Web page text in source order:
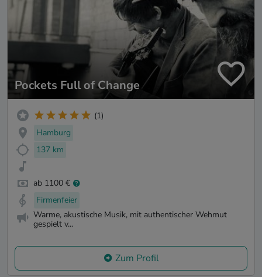
Pockets Full of Change
(1)
Hamburg
137 km
ab 1100 €
Firmenfeier
Warme, akustische Musik, mit authentischer Wehmut
gespielt v...
Zum Profil